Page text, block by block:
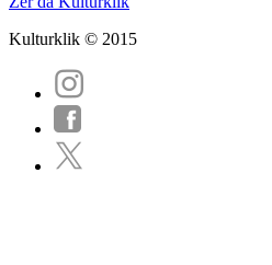
Kulturklik © 2015